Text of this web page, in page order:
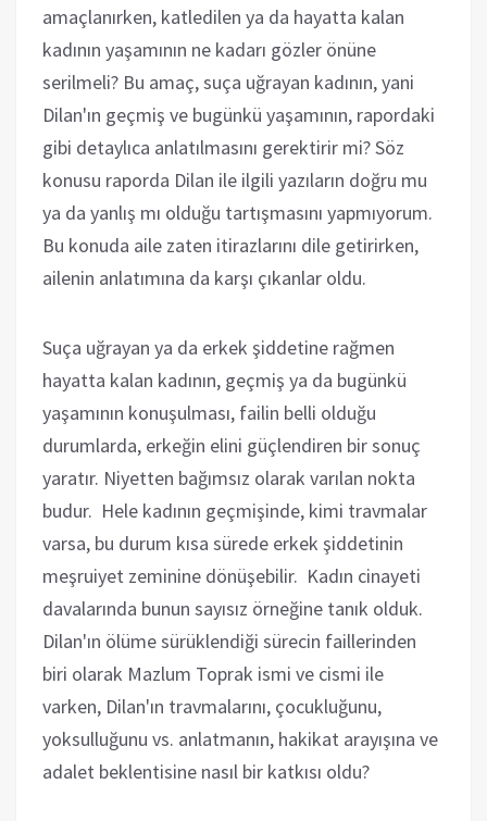
amaçlanırken, katledilen ya da hayatta kalan
kadının yaşamının ne kadarı gözler önüne
serilmeli? Bu amaç, suça uğrayan kadının, yani
Dilan'ın geçmiş ve bugünkü yaşamının, rapordaki
gibi detaylıca anlatılmasını gerektirir mi? Söz
konusu raporda Dilan ile ilgili yazıların doğru mu
ya da yanlış mı olduğu tartışmasını yapmıyorum.
Bu konuda aile zaten itirazlarını dile getirirken,
ailenin anlatımına da karşı çıkanlar oldu.
Suça uğrayan ya da erkek şiddetine rağmen
hayatta kalan kadının, geçmiş ya da bugünkü
yaşamının konuşulması, failin belli olduğu
durumlarda, erkeğin elini güçlendiren bir sonuç
yaratır. Niyetten bağımsız olarak varılan nokta
budur. Hele kadının geçmişinde, kimi travmalar
varsa, bu durum kısa sürede erkek şiddetinin
meşruiyet zeminine dönüşebilir. Kadın cinayeti
davalarında bunun sayısız örneğine tanık olduk.
Dilan'ın ölüme sürüklendiği sürecin faillerinden
biri olarak Mazlum Toprak ismi ve cismi ile
varken, Dilan'ın travmalarını, çocukluğunu,
yoksulluğunu vs. anlatmanın, hakikat arayışına ve
adalet beklentisine nasıl bir katkısı oldu?